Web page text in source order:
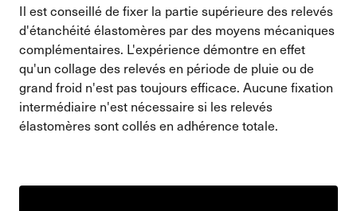
Il est conseillé de fixer la partie supérieure des relevés
d'étanchéité élastomères par des moyens mécaniques
complémentaires. L'expérience démontre en effet
qu'un collage des relevés en période de pluie ou de
grand froid n'est pas toujours efficace. Aucune fixation
intermédiaire n'est nécessaire si les relevés
élastomères sont collés en adhérence totale.